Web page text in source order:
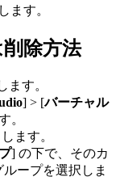
ます。
除方法
ます。
] > [バーチャル
。
ます。
] の下で、そのカ
ープを選択しま